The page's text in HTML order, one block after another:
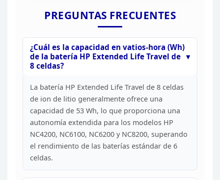
PREGUNTAS FRECUENTES
¿Cuál es la capacidad en vatios-hora (Wh)
de la batería HP Extended Life Travel de
8 celdas?
La batería HP Extended Life Travel de 8 celdas
de ion de litio generalmente ofrece una
capacidad de 53 Wh, lo que proporciona una
autonomía extendida para los modelos HP
NC4200, NC6100, NC6200 y NC8200, superando
el rendimiento de las baterías estándar de 6
celdas.